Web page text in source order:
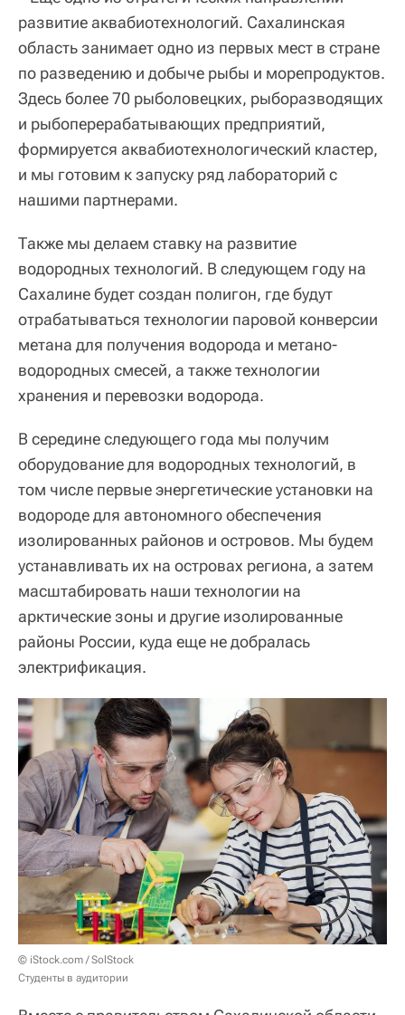
развитие аквабиотехнологий. Сахалинская
область занимает одно из первых мест в стране
по разведению и добыче рыбы и морепродуктов.
Здесь более 70 рыболовецких, рыборазводящих
и рыбоперерабатывающих предприятий,
формируется аквабиотехнологический кластер,
и мы готовим к запуску ряд лабораторий с
нашими партнерами.
Также мы делаем ставку на развитие
водородных технологий. В следующем году на
Сахалине будет создан полигон, где будут
отрабатываться технологии паровой конверсии
метана для получения водорода и метано-
водородных смесей, а также технологии
хранения и перевозки водорода.
В середине следующего года мы получим
оборудование для водородных технологий, в
том числе первые энергетические установки на
водороде для автономного обеспечения
изолированных районов и островов. Мы будем
устанавливать их на островах региона, а затем
масштабировать наши технологии на
арктические зоны и другие изолированные
районы России, куда еще не добралась
электрификация.
© iStock.com / SolStock
Студенты в аудитории